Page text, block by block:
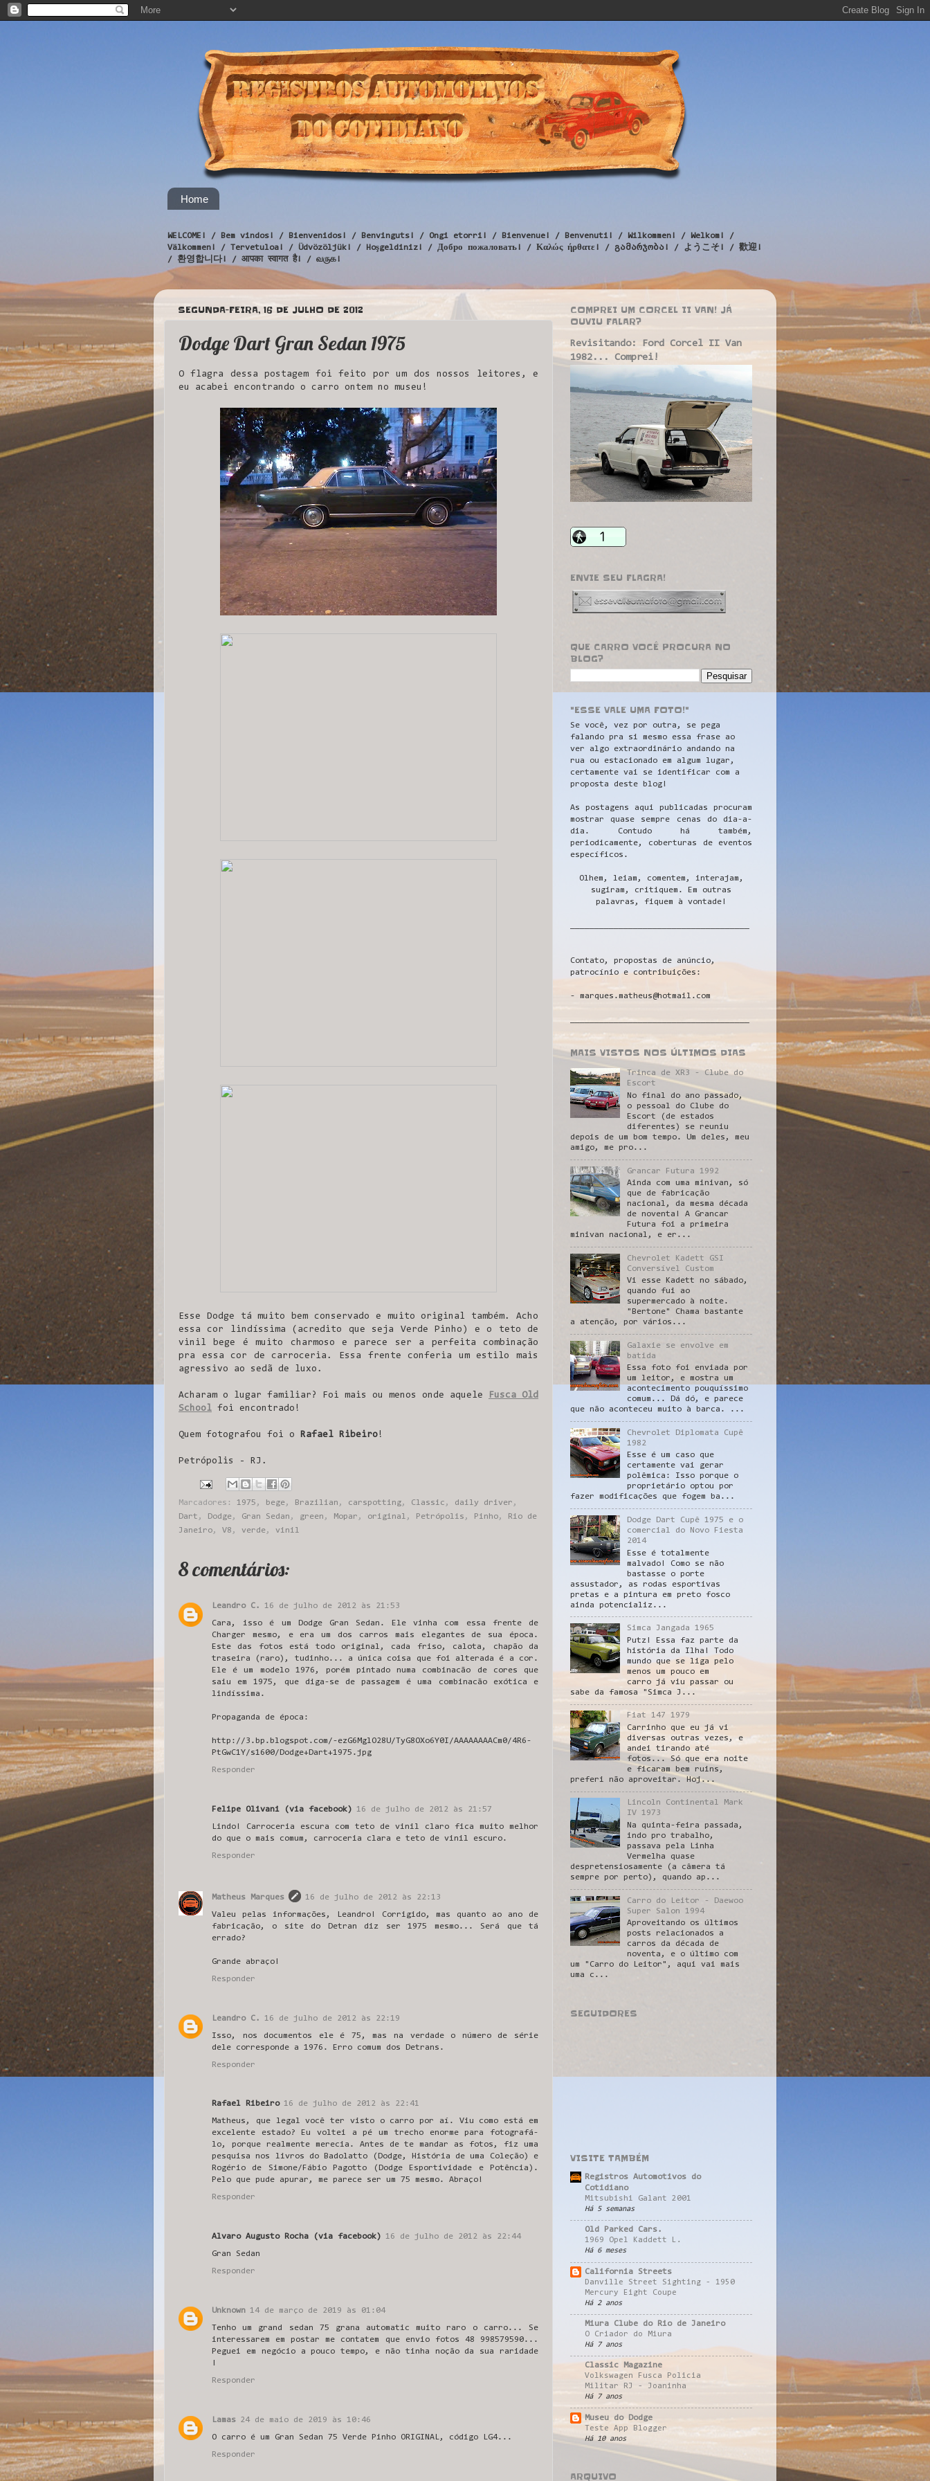
Home
WELCOME! / Bem vindos! / Bienvenidos! / Benvinguts! / Ongi etorri! / Bienvenue! / Benvenuti! / Wilkommen! / Welkom! /
Välkommen! / Tervetuloa! / Üdvözöljük! / Hoşgeldiniz! / Добро пожаловать! / Καλώς ήρθατε! / გამარჯობა! / ようこそ! / 歡迎!
/ 환영합니다! / आपका स्वागत है! / வருக!
SEGUNDA-FEIRA, 16 DE JULHO DE 2012
Dodge Dart Gran Sedan 1975
O flagra dessa postagem foi feito por um dos nossos leitores, e
eu acabei encontrando o carro ontem no museu!
Esse Dodge tá muito bem conservado e muito original também. Acho
essa cor lindíssima (acredito que seja Verde Pinho) e o teto de
vinil bege é muito charmoso e parece ser a perfeita combinação
pra essa cor de carroceria. Essa frente conferia um estilo mais
agressivo ao sedã de luxo.
Acharam o lugar familiar? Foi mais ou menos onde aquele
Fusca Old
School foi encontrado!
Quem fotografou foi o Rafael Ribeiro!
Petrópolis - RJ.
Marcadores: 1975 , bege, Brazilian , carspotting, Classic , daily driver ,
Dart , Dodge, Gran Sedan , green , Mopar , original , Petrópolis , Pinho,
Rio de
Janeiro, V8 , verde, vinil
8 comentários:
Leandro C. 16 de julho de 2012 às 21:53
Cara, isso é um Dodge Gran Sedan. Ele vinha com essa frente de
Charger mesmo, e era um dos carros mais elegantes de sua época.
Este das fotos está todo original, cada friso, calota, chapão da
traseira (raro), tudinho... a única coisa que foi alterada é a cor.
Ele é um modelo 1976, porém pintado numa combinacão de cores que
saiu em 1975, que diga-se de passagem é uma combinacão exótica e
lindíssima.
Propaganda de época:
http://3.bp.blogspot.com/-ezG6MglO28U/TyG8OXo6Y0I/AAAAAAAACm0/4R6-
PtGwC1Y/s1600/Dodge+Dart+1975.jpg
Responder
Felipe Olivani (via facebook) 16 de julho de 2012 às 21:57
Lindo! Carroceria escura com teto de vinil claro fica muito melhor
do que o mais comum, carroceria clara e teto de vinil escuro.
Responder
Matheus Marques 16 de julho de 2012 às 22:13
Valeu pelas informações, Leandro! Corrigido, mas quanto ao ano de
fabricação, o site do Detran diz ser 1975 mesmo... Será que tá
errado?
Grande abraço!
Responder
Leandro C. 16 de julho de 2012 às 22:19
Isso, nos documentos ele é 75, mas na verdade o número de série
dele corresponde a 1976. Erro comum dos Detrans.
Responder
Rafael Ribeiro 16 de julho de 2012 às 22:41
Matheus, que legal você ter visto o carro por aí. Viu como está em
excelente estado? Eu voltei a pé um trecho enorme para fotografá-
lo, porque realmente merecia. Antes de te mandar as fotos, fiz uma
pesquisa nos livros do Badolatto (Dodge, História de uma Coleção) e
Rogério de Simone/Fábio Pagotto (Dodge Esportividade e Potência).
Pelo que pude apurar, me parece ser um 75 mesmo. Abraço!
Responder
Alvaro Augusto Rocha (via facebook) 16 de julho de 2012 às 22:44
Gran Sedan
Responder
Unknown 14 de março de 2019 às 01:04
Tenho um grand sedan 75 grana automatic muito raro o carro... Se
interessarem em postar me contatem que envio fotos 48 998579590...
Peguei em negócio a pouco tempo, e não tinha noção da sua raridade
!
Responder
Lamas 24 de maio de 2019 às 10:46
O carro é um Gran Sedan 75 Verde Pinho ORIGINAL, código LG4...
Responder
COMPREI UM CORCEL II VAN! JÁ
OUVIU FALAR?
Revisitando: Ford Corcel II Van
1982... Comprei!
ENVIE SEU FLAGRA!
QUE CARRO VOCÊ PROCURA NO
BLOG?
"ESSE VALE UMA FOTO!"
Se você, vez por outra, se pega
falando pra si mesmo essa frase ao
ver algo extraordinário andando na
rua ou estacionado em algum lugar,
certamente vai se identificar com a
proposta deste blog!
As postagens aqui publicadas procuram
mostrar quase sempre cenas do dia-a-
dia. Contudo há também,
periodicamente, coberturas de eventos
específicos.
Olhem, leiam, comentem, interajam,
sugiram, critiquem. Em outras
palavras, fiquem à vontade!
Contato, propostas de anúncio,
patrocínio e contribuições:
- marques.matheus@hotmail.com
MAIS VISTOS NOS ÚLTIMOS DIAS
Trinca de XR3 - Clube do
Escort
No final do ano passado,
o pessoal do Clube do
Escort (de estados
diferentes) se reuniu
depois de um bom tempo. Um deles, meu
amigo, me pro...
Grancar Futura 1992
Ainda com uma minivan, só
que de fabricação
nacional, da mesma década
de noventa! A Grancar
Futura foi a primeira
minivan nacional, e er...
Chevrolet Kadett GSI
Conversível Custom
Vi esse Kadett no sábado,
quando fui ao
supermercado à noite.
"Bertone" Chama bastante
a atenção, por vários...
Galaxie se envolve em
batida
Essa foto foi enviada por
um leitor, e mostra um
acontecimento pouquíssimo
comum... Dá dó, e parece
que não aconteceu muito à barca. ...
Chevrolet Diplomata Cupê
1982
Esse é um caso que
certamente vai gerar
polêmica: Isso porque o
proprietário optou por
fazer modificações que fogem ba...
Dodge Dart Cupê 1975 e o
comercial do Novo Fiesta
2014
Esse é totalmente
malvado! Como se não
bastasse o porte
assustador, as rodas esportivas
pretas e a pintura em preto fosco
ainda potencializ...
Simca Jangada 1965
Putz! Essa faz parte da
história da Ilha! Todo
mundo que se liga pelo
menos um pouco em
carro já viu passar ou
sabe da famosa "Simca J...
Fiat 147 1979
Carrinho que eu já vi
diversas outras vezes, e
andei tirando até
fotos... Só que era noite
e ficaram bem ruins,
preferi não aproveitar. Hoj...
Lincoln Continental Mark
IV 1973
Na quinta-feira passada,
indo pro trabalho,
passava pela Linha
Vermelha quase
despretensiosamente (a câmera tá
sempre por perto), quando ap...
Carro do Leitor - Daewoo
Super Salon 1994
Aproveitando os últimos
posts relacionados a
carros da década de
noventa, e o último com
um "Carro do Leitor", aqui vai mais
uma c...
SEGUIDORES
VISITE TAMBÉM
Registros Automotivos do
Cotidiano
Mitsubishi Galant 2001
Há 5 semanas
Old Parked Cars.
1969 Opel Kaddett L.
Há 6 meses
California Streets
Danville Street Sighting - 1950
Mercury Eight Coupe
Há 2 anos
Miura Clube do Rio de Janeiro
O Criador do Miura
Há 7 anos
Classic Magazine
Volkswagen Fusca Policia
Militar RJ - Joaninha
Há 7 anos
Museu do Dodge
Teste App Blogger
Há 10 anos
ARQUIVO